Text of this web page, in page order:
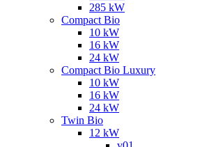
285 kW
Compact Bio
10 kW
16 kW
24 kW
Compact Bio Luxury
10 kW
16 kW
24 kW
Twin Bio
12 kW